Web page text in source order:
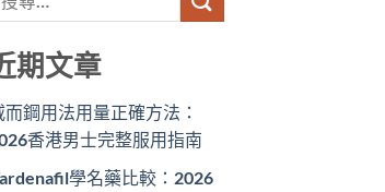
期文章
而鋼用法用量正確方法：
香港男士完整服用指南
學名藥比較：2026